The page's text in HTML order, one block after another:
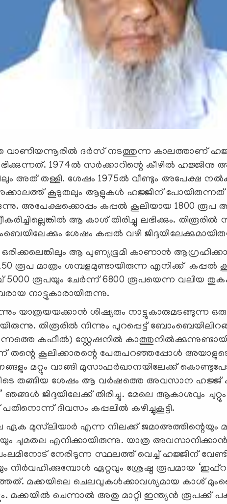
വാണിയന്നൂരില്‍ ദര്‍സ് നടത്തുന്ന കാലത്താണ്
1974ല്‍ സര്‍ക്കാറിന്റെ കീഴില്‍ ഹജ്ജിനു
അത് തള്ളി. ശേഷം 1975ല്‍ വീണ്ടും അപേക്ഷ
അക്കാലത്ത് കൂടുതലും ആളുകള്‍ ഹജ്ജിന് പോയിരുന്നത്
അപേക്ഷക്കൊപ്പം കപ്പല്‍ കൂലിയായ 1800 രൂപ
ആ കാശ് തിരിച്ചു ലഭിക്കും. തിരൂരില്‍
ശേഷം കപ്പല്‍ വഴി
ഒരിക്കലെങ്കിലും ആ പുണ്യഭൂമി കാണാന്‍
രൂപ മാത്രം ശമ്പളമുണ്ടായിരുന്ന എനിക്ക് കപ്പല്‍
രൂപയും ചേര്‍ന്ന് 6800 രൂപയെന്ന വലിയ
നാട്ടുകാരായിരുന്നു.
യാത്രയയക്കാന്‍ ശിഷ്യരും നാട്ടുകാരുമടങ്ങുന്ന
തിരൂരില്‍ നിന്നും പുറപ്പെട്ട്
കഫീല്‍) സ്റ്റേഷനില്‍
തന്റെ കൂലിക്കാരന്റെ പേരുപറഞ്ഞപ്പോള്‍
മറ്റും വാങ്ങി മുസാഫര്‍ഖാനയിലേക്ക്
തങ്ങിയ ശേഷം ആ വര്‍ഷത്തെ അവസാന ഹജ്ജ്
ജിദ്ദയിലേക്ക് തിരിച്ചു. മേലെ ആകാശവും
ദിവസം കപ്പലില്‍ കഴിച്ചുകൂട്ടി.
മുസ്‌ലിയാര്‍ എന്ന നിലക്ക് ജമാഅത്തിന്റെയും
ചുമതല എനിക്കായിരുന്നു. യാത്ര
നേരിടുന്ന സ്ഥലത്ത് വെച്ച് ഹജ്ജിന്
നിര്‍വഹിക്കുമ്പോള്‍ ഏറ്റവും ശ്രേഷ്ഠ രൂപമായ
മക്കയിലെ ചെലവുകള്‍ക്കാവശ്യമായ കാശ്
മക്കയില്‍ ചെന്നാല്‍ അതു മാറ്റി ഇന്ത്യന്‍ രൂപക്ക്